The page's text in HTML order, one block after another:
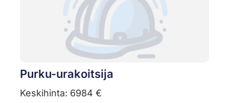
Purku-urakoitsija
Keskihinta: 6984 €